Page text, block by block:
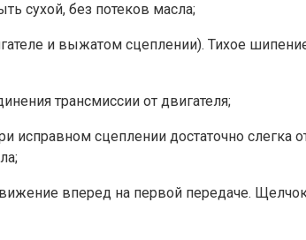
сухой, без потеков масла;
и выжатом сцеплении). Тихое
трансмиссии от двигателя;
сцеплении достаточно слегка
вперед на первой передаче.